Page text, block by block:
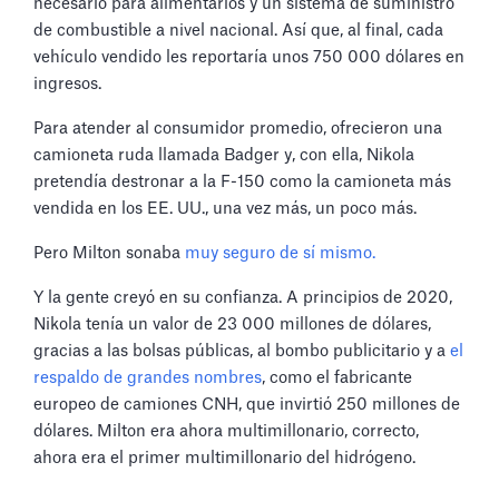
necesario para alimentarlos y un sistema de suministro
de combustible a nivel nacional. Así que, al final, cada
vehículo vendido les reportaría unos 750 000 dólares en
ingresos.
Para atender al consumidor promedio, ofrecieron una
camioneta ruda llamada Badger y, con ella, Nikola
pretendía destronar a la F-150 como la camioneta más
vendida en los EE. UU., una vez más, un poco más.
Pero Milton sonaba muy seguro de sí mismo.
Y la gente creyó en su confianza. A principios de 2020,
Nikola tenía un valor de 23 000 millones de dólares,
gracias a las bolsas públicas, al bombo publicitario y a el
respaldo de grandes nombres, como el fabricante
europeo de camiones CNH, que invirtió 250 millones de
dólares. Milton era ahora multimillonario, correcto,
ahora era el primer multimillonario del hidrógeno.